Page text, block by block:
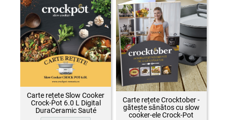
Carte rețete Slow Cooker
Crock-Pot 6.0 L Digital
DuraCeramic Sauté
Carte rețete Crocktober -
gătește sănătos cu slow
cooker-ele Crock-Pot